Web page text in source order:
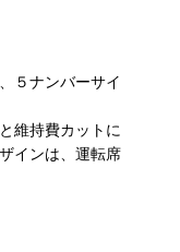
５ナンバーサイ
維持費カットに
インは、運転席